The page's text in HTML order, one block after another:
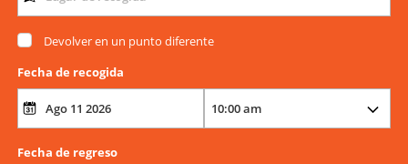
Devolver en un punto diferente
Fecha de recogida
Fecha de regreso